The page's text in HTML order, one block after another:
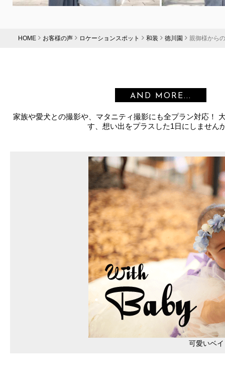
HOME お客様の声 ロケーションスポット 和装 徳川園 親御様から
AND MORE...
家族や愛犬との撮影や、マタニティ撮影にも全プラン対応！
す、想い出をプラスした1日にしません
可愛いベ